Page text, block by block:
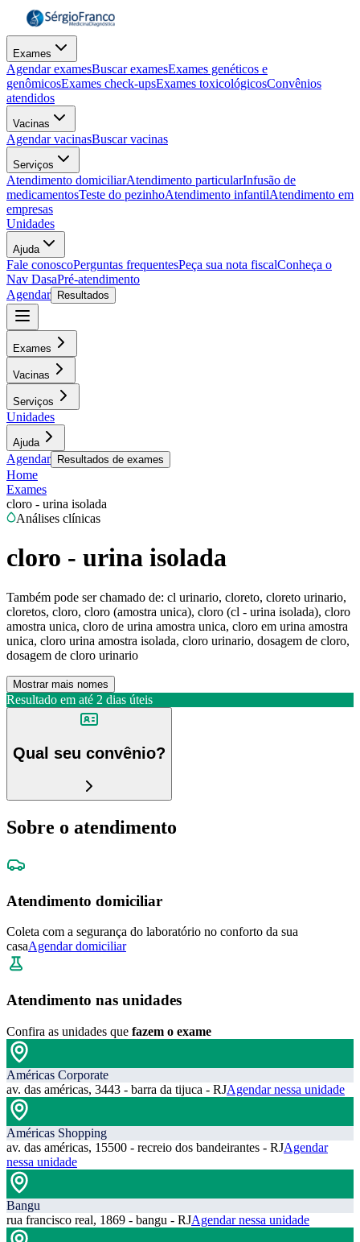
Exames
Agendar examesBuscar examesExames genéticos e
genômicosExames check-upsExames toxicológicosConvênios
atendidos
Vacinas
Agendar vacinasBuscar vacinas
Serviços
Atendimento domiciliarAtendimento particularInfusão de
medicamentosTeste do pezinhoAtendimento infantilAtendimento em
empresas
Unidades
Ajuda
Fale conoscoPerguntas frequentesPeça sua nota fiscalConheça o
Nav DasaPré-atendimento
Agendar
Resultados
Exames
Vacinas
Serviços
Unidades
Ajuda
Agendar Resultados de exames
Home
Exames
cloro - urina isolada
Análises clínicas
cloro - urina isolada
Também pode ser chamado de: cl urinario, cloreto, cloreto urinario,
cloretos, cloro, cloro (amostra unica), cloro (cl - urina isolada), cloro
amostra unica, cloro de urina amostra unica, cloro em urina amostra
unica, cloro urina amostra isolada, cloro urinario, dosagem de cloro,
dosagem de cloro urinario
Mostrar mais nomes
Resultado em até 2 dias úteis
Qual seu convênio?
Sobre o atendimento
Atendimento domiciliar
Coleta com a segurança do laboratório no conforto da sua
casaAgendar domiciliar
Atendimento nas unidades
Confira as unidades que fazem o exame
Américas Corporate
av. das américas, 3443 - barra da tijuca - RJAgendar nessa unidade
Américas Shopping
av. das américas, 15500 - recreio dos bandeirantes - RJAgendar
nessa unidade
Bangu
rua francisco real, 1869 - bangu - RJAgendar nessa unidade